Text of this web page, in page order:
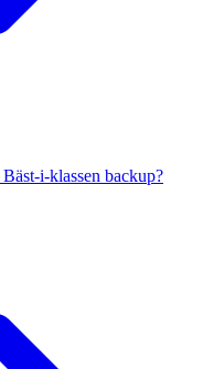
Bäst-i-klassen backup?